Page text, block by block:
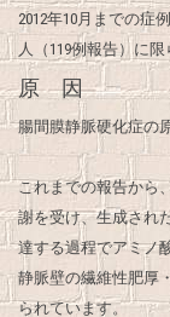
2012年10月までの症
人（119例報告）に限
原 因
腸間膜静脈硬化症の
これまでの報告から
謝を受け、生成され
達する過程でアミノ
静脈壁の繊維性肥厚
られています。